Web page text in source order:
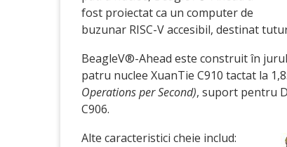
fost proiectat ca un computer de
buzunar RISC-V accesibil, destinat
BeagleV®-Ahead este construit în
patru nuclee XuanTie C910 tactat la
Operations per Second), suport pentru
C906.
Alte caracteristici cheie includ: